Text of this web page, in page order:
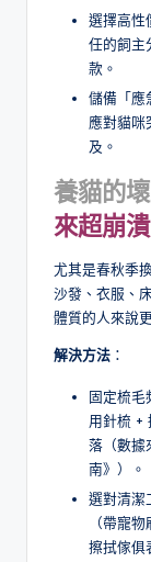
選擇高性
任的飼主
款。
儲備「應
應對貓咪
及。
養貓的
來超崩潰
尤其是春秋季
沙發、衣服、
體質的人來說
解決方法 ：
固定梳毛
用針梳 +
落（數據
南》）。
選對清潔
（帶寵
擦拭傢俱